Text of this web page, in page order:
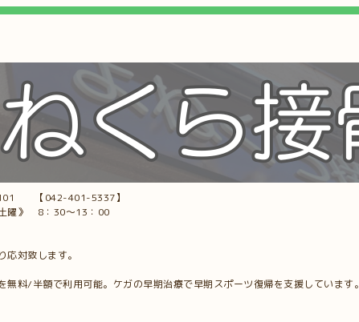
101 【042-401-5337】
曜》 8：30～13：00
対致します。
料/半額で利用可能。ケガの早期治療で早期スポーツ復帰を支援しています。